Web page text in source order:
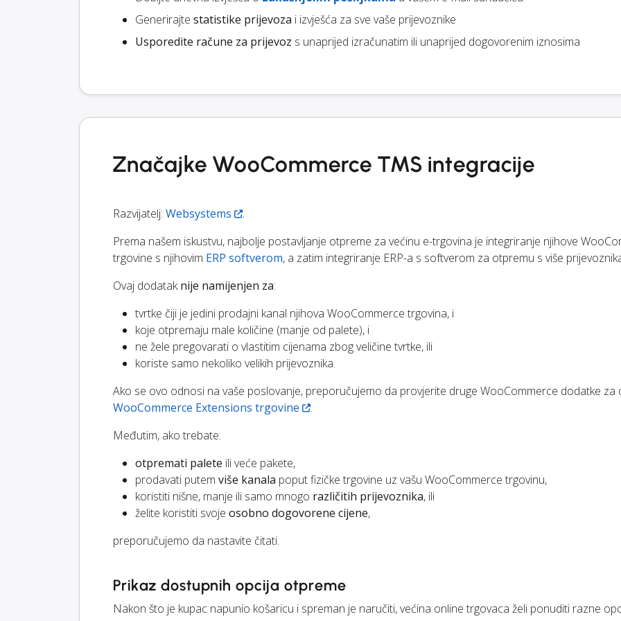
Generirajte statistike prijevoza i izvješća za sve vaše prijevoznike
Usporedite račune za prijevoz s unaprijed izračunatim ili unaprijed dogovorenim iznosima
Značajke WooCommerce TMS integracije
Razvijatelj: Websystems
.
Prema našem iskustvu, najbolje postavljanje otpreme za većinu e-trgovina je integriranje njihove
trgovine s njihovim ERP softverom, a zatim integriranje ERP-a s softverom za otpremu s više
Ovaj dodataknije namijenjen za:
tvrtke čiji je jedini prodajni kanal njihova WooCommerce trgovina, i
koje otpremaju male količine (manje od palete), i
ne žele pregovarati o vlastitim cijenama zbog veličine tvrtke, ili
koriste samo nekoliko velikih prijevoznika.
Ako se ovo odnosi na vaše poslovanje, preporučujemo da provjerite druge WooCommerce dodatke za
WooCommerce Extensions trgovine
.
Međutim, ako trebate:
otpremati palete ili veće pakete,
prodavati putem više kanala poput fizičke trgovine uz vašu WooCommerce trgovinu,
koristiti nišne, manje ili samo mnogo različitih prijevoznika, ili
želite koristiti svoje osobno dogovorene cijene,
preporučujemo da nastavite čitati.
Prikaz dostupnih opcija otpreme
Nakon što je kupac napunio košaricu i spreman je naručiti, većina online trgovaca želi ponuditi razne